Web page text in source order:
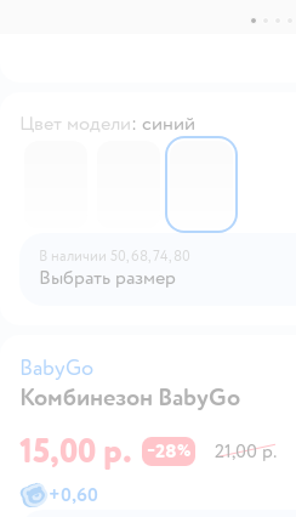
Цвет модели: синий
67330766733074
В наличии 50, 68, 74, 80
Выбрать размер
BabyGo
Комбинезон BabyGo
15,00 р. −28%
21,00 р.
+0,60